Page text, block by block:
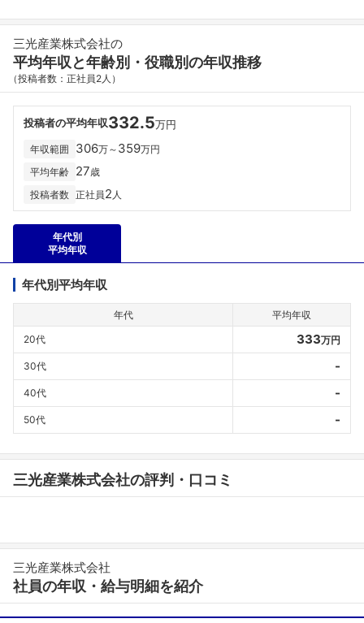
三光産業株式会社の
平均年収と年齢別・役職別の年収推移
（投稿者数：正社員2人）
投稿者の平均年収332.5万円
年収範囲 306万～ 359万円
平均年齢 27歳
投稿者数 正社員2 人
年代別
平均年収
年代別平均年収
年代
平均年収
20代
333万円
30代 -
40代 -
50代 -
三光産業株式会社の評判・口コミ
三光産業株式会社
社員の年収・給与明細を紹介